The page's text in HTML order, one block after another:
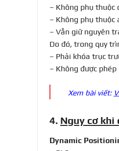
– Không phụ thuộc
– Không phụ thuộc
– Vẫn giữ nguyên
Do đó, trong quy
– Phải khóa trục
– Không được
Xem bài viết:
4. Nguy cơ khi
Dynamic